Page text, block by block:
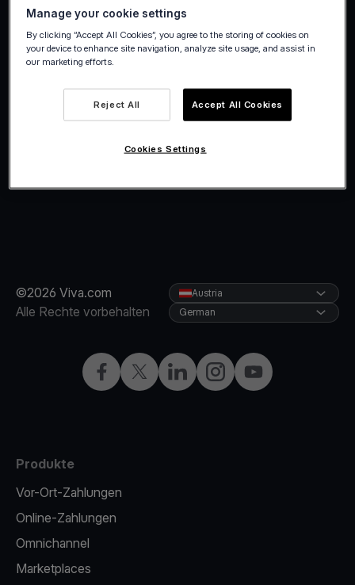
©2026 Viva.com
Alle Rechte vorbehalten
Facebook
X LinkedInInstagramYouTube
Austria
German
Produkte
Vor-Ort-Zahlungen
Online-Zahlungen
Omnichannel
Marketplaces
Manage your cookie settings
By clicking “Accept All Cookies”, you agree to the storing of cookies on
your device to enhance site navigation, analyze site usage, and assist in
our marketing efforts.
Reject All Accept All Cookies
Cookies Settings